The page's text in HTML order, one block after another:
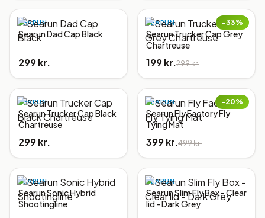
SEARUN
Searun Dad Cap Black
299 kr.
−33%
SEARUN
Searun Trucker Cap Grey
Chartreuse
199 kr.299 kr.
SEARUN
Searun Trucker Cap Black
Chartreuse
299 kr.
−20%
SEARUN
Searun Fly Factory Fly
Tying Mat
399 kr.499 kr.
SEARUN
Searun Sonic Hybrid
Shootingline
SEARUN
Searun Slim Fly Box - Clear
lid - Dark Grey